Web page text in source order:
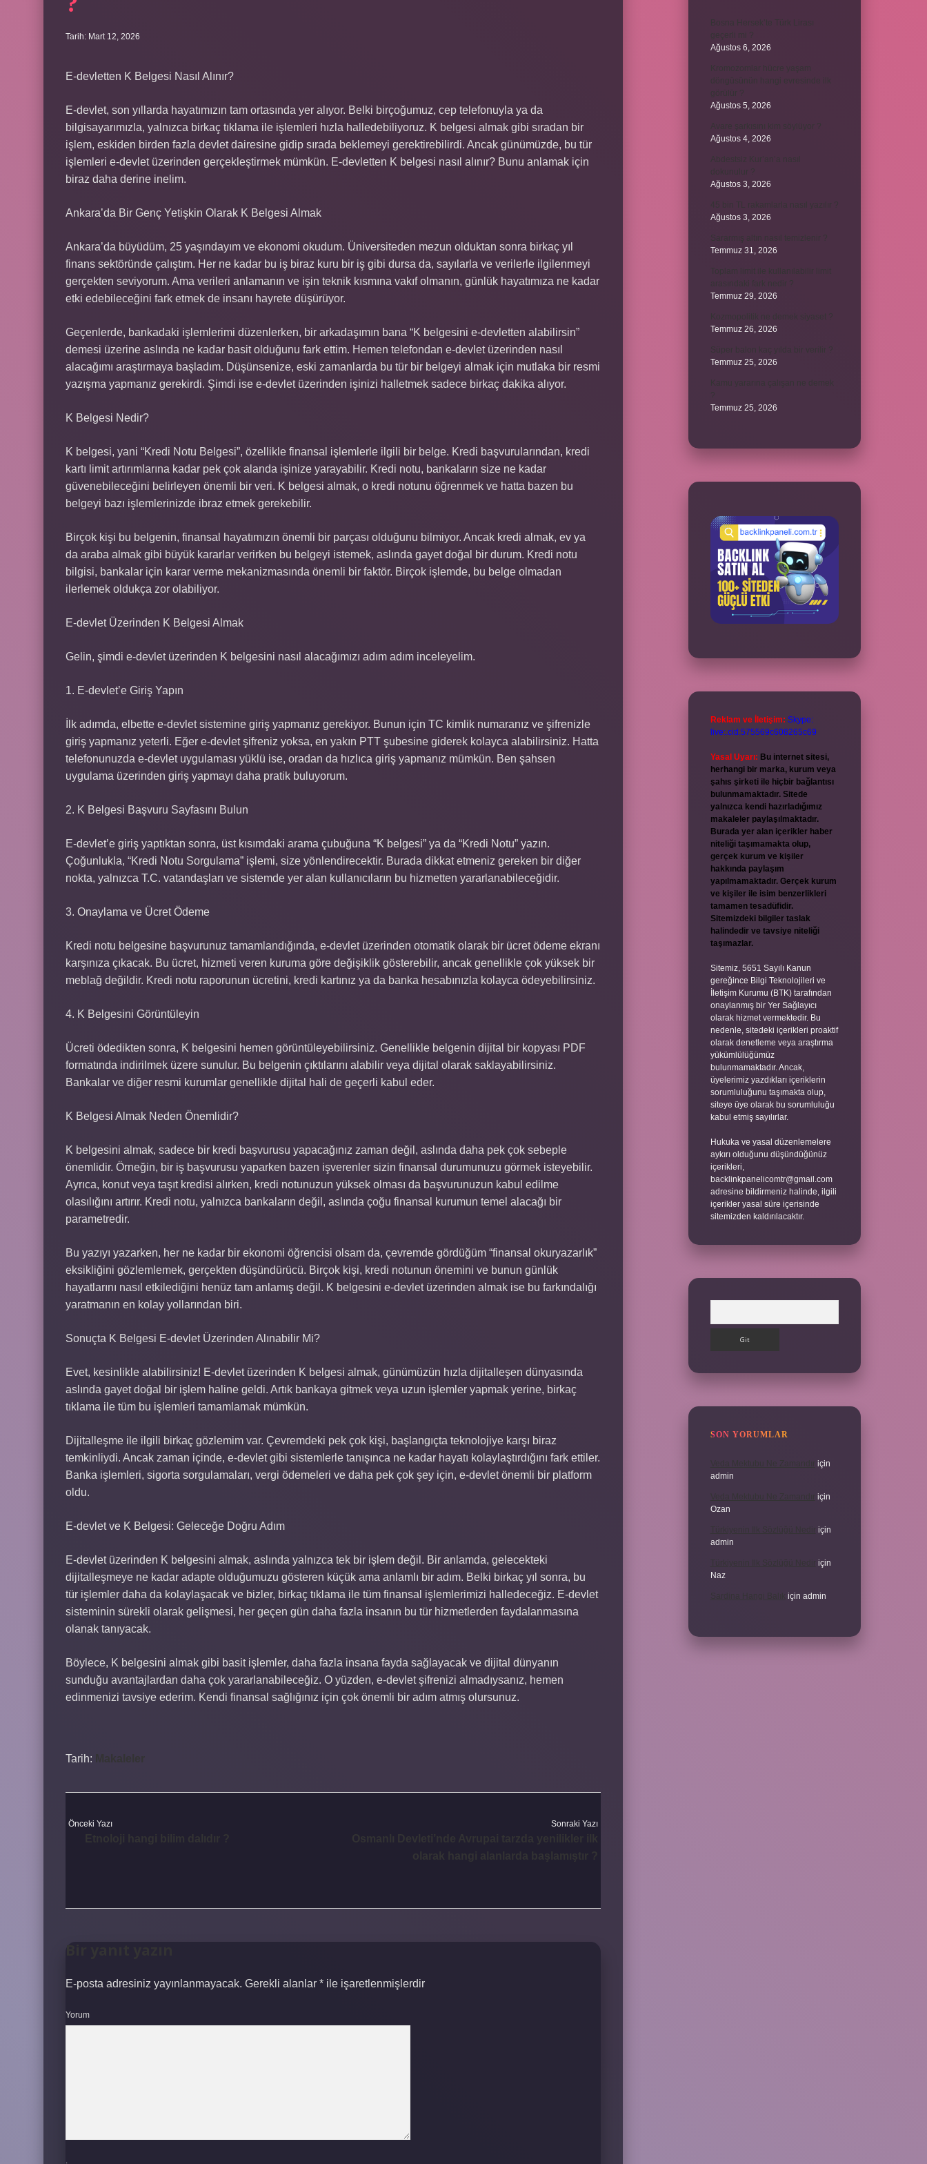
Tarih: Mart 12, 2026
E-devletten K Belgesi Nasıl Alınır?
E-devlet, son yıllarda hayatımızın tam ortasında yer alıyor. Belki birçoğumuz, cep telefonuyla ya da
bilgisayarımızla, yalnızca birkaç tıklama ile işlemleri hızla halledebiliyoruz. K belgesi almak gibi sıradan bir
işlem, eskiden birden fazla devlet dairesine gidip sırada beklemeyi gerektirebilirdi. Ancak günümüzde, bu tür
işlemleri e-devlet üzerinden gerçekleştirmek mümkün. E-devletten K belgesi nasıl alınır? Bunu anlamak için
biraz daha derine inelim.
Ankara’da Bir Genç Yetişkin Olarak K Belgesi Almak
Ankara’da büyüdüm, 25 yaşındayım ve ekonomi okudum. Üniversiteden mezun olduktan sonra birkaç yıl
finans sektöründe çalıştım. Her ne kadar bu iş biraz kuru bir iş gibi dursa da, sayılarla ve verilerle ilgilenmeyi
gerçekten seviyorum. Ama verileri anlamanın ve işin teknik kısmına vakıf olmanın, günlük hayatımıza ne kadar
etki edebileceğini fark etmek de insanı hayrete düşürüyor.
Geçenlerde, bankadaki işlemlerimi düzenlerken, bir arkadaşımın bana “K belgesini e-devletten alabilirsin”
demesi üzerine aslında ne kadar basit olduğunu fark ettim. Hemen telefondan e-devlet üzerinden nasıl
alacağımı araştırmaya başladım. Düşünsenize, eski zamanlarda bu tür bir belgeyi almak için mutlaka bir resmi
yazışma yapmanız gerekirdi. Şimdi ise e-devlet üzerinden işinizi halletmek sadece birkaç dakika alıyor.
K Belgesi Nedir?
K belgesi, yani “Kredi Notu Belgesi”, özellikle finansal işlemlerle ilgili bir belge. Kredi başvurularından, kredi
kartı limit artırımlarına kadar pek çok alanda işinize yarayabilir. Kredi notu, bankaların size ne kadar
güvenebileceğini belirleyen önemli bir veri. K belgesi almak, o kredi notunu öğrenmek ve hatta bazen bu
belgeyi bazı işlemlerinizde ibraz etmek gerekebilir.
Birçok kişi bu belgenin, finansal hayatımızın önemli bir parçası olduğunu bilmiyor. Ancak kredi almak, ev ya
da araba almak gibi büyük kararlar verirken bu belgeyi istemek, aslında gayet doğal bir durum. Kredi notu
bilgisi, bankalar için karar verme mekanizmasında önemli bir faktör. Birçok işlemde, bu belge olmadan
ilerlemek oldukça zor olabiliyor.
E-devlet Üzerinden K Belgesi Almak
Gelin, şimdi e-devlet üzerinden K belgesini nasıl alacağımızı adım adım inceleyelim.
1. E-devlet’e Giriş Yapın
İlk adımda, elbette e-devlet sistemine giriş yapmanız gerekiyor. Bunun için TC kimlik numaranız ve şifrenizle
giriş yapmanız yeterli. Eğer e-devlet şifreniz yoksa, en yakın PTT şubesine giderek kolayca alabilirsiniz. Hatta
telefonunuzda e-devlet uygulaması yüklü ise, oradan da hızlıca giriş yapmanız mümkün. Ben şahsen
uygulama üzerinden giriş yapmayı daha pratik buluyorum.
2. K Belgesi Başvuru Sayfasını Bulun
E-devlet’e giriş yaptıktan sonra, üst kısımdaki arama çubuğuna “K belgesi” ya da “Kredi Notu” yazın.
Çoğunlukla, “Kredi Notu Sorgulama” işlemi, size yönlendirecektir. Burada dikkat etmeniz gereken bir diğer
nokta, yalnızca T.C. vatandaşları ve sistemde yer alan kullanıcıların bu hizmetten yararlanabileceğidir.
3. Onaylama ve Ücret Ödeme
Kredi notu belgesine başvurunuz tamamlandığında, e-devlet üzerinden otomatik olarak bir ücret ödeme ekranı
karşınıza çıkacak. Bu ücret, hizmeti veren kuruma göre değişiklik gösterebilir, ancak genellikle çok yüksek bir
meblağ değildir. Kredi notu raporunun ücretini, kredi kartınız ya da banka hesabınızla kolayca ödeyebilirsiniz.
4. K Belgesini Görüntüleyin
Ücreti ödedikten sonra, K belgesini hemen görüntüleyebilirsiniz. Genellikle belgenin dijital bir kopyası PDF
formatında indirilmek üzere sunulur. Bu belgenin çıktılarını alabilir veya dijital olarak saklayabilirsiniz.
Bankalar ve diğer resmi kurumlar genellikle dijital hali de geçerli kabul eder.
K Belgesi Almak Neden Önemlidir?
K belgesini almak, sadece bir kredi başvurusu yapacağınız zaman değil, aslında daha pek çok sebeple
önemlidir. Örneğin, bir iş başvurusu yaparken bazen işverenler sizin finansal durumunuzu görmek isteyebilir.
Ayrıca, konut veya taşıt kredisi alırken, kredi notunuzun yüksek olması da başvurunuzun kabul edilme
olasılığını artırır. Kredi notu, yalnızca bankaların değil, aslında çoğu finansal kurumun temel alacağı bir
parametredir.
Bu yazıyı yazarken, her ne kadar bir ekonomi öğrencisi olsam da, çevremde gördüğüm “finansal okuryazarlık”
eksikliğini gözlemlemek, gerçekten düşündürücü. Birçok kişi, kredi notunun önemini ve bunun günlük
hayatlarını nasıl etkilediğini henüz tam anlamış değil. K belgesini e-devlet üzerinden almak ise bu farkındalığı
yaratmanın en kolay yollarından biri.
Sonuçta K Belgesi E-devlet Üzerinden Alınabilir Mi?
Evet, kesinlikle alabilirsiniz! E-devlet üzerinden K belgesi almak, günümüzün hızla dijitalleşen dünyasında
aslında gayet doğal bir işlem haline geldi. Artık bankaya gitmek veya uzun işlemler yapmak yerine, birkaç
tıklama ile tüm bu işlemleri tamamlamak mümkün.
Dijitalleşme ile ilgili birkaç gözlemim var. Çevremdeki pek çok kişi, başlangıçta teknolojiye karşı biraz
temkinliydi. Ancak zaman içinde, e-devlet gibi sistemlerle tanışınca ne kadar hayatı kolaylaştırdığını fark ettiler.
Banka işlemleri, sigorta sorgulamaları, vergi ödemeleri ve daha pek çok şey için, e-devlet önemli bir platform
oldu.
E-devlet ve K Belgesi: Geleceğe Doğru Adım
E-devlet üzerinden K belgesini almak, aslında yalnızca tek bir işlem değil. Bir anlamda, gelecekteki
dijitalleşmeye ne kadar adapte olduğumuzu gösteren küçük ama anlamlı bir adım. Belki birkaç yıl sonra, bu
tür işlemler daha da kolaylaşacak ve bizler, birkaç tıklama ile tüm finansal işlemlerimizi halledeceğiz. E-devlet
sisteminin sürekli olarak gelişmesi, her geçen gün daha fazla insanın bu tür hizmetlerden faydalanmasına
olanak tanıyacak.
Böylece, K belgesini almak gibi basit işlemler, daha fazla insana fayda sağlayacak ve dijital dünyanın
sunduğu avantajlardan daha çok yararlanabileceğiz. O yüzden, e-devlet şifrenizi almadıysanız, hemen
edinmenizi tavsiye ederim. Kendi finansal sağlığınız için çok önemli bir adım atmış olursunuz.
Tarih: Makaleler
Önceki Yazı Sonraki Yazı
E-posta adresiniz yayınlanmayacak. Gerekli alanlar * ile işaretlenmişlerdir
Yorum
Ağustos 6, 2026
Ağustos 5, 2026
Ağustos 4, 2026
Ağustos 3, 2026
Ağustos 3, 2026
Temmuz 31, 2026
Temmuz 29, 2026
Temmuz 26, 2026
Temmuz 25, 2026
Temmuz 25, 2026
Reklam ve İletişim: Skype:
live:.cid.575569c608265c69
Yasal Uyarı: Bu internet sitesi,
herhangi bir marka, kurum veya
şahıs şirketi ile hiçbir bağlantısı
bulunmamaktadır. Sitede
yalnızca kendi hazırladığımız
makaleler paylaşılmaktadır.
Burada yer alan içerikler haber
niteliği taşımamakta olup,
gerçek kurum ve kişiler
hakkında paylaşım
yapılmamaktadır. Gerçek kurum
ve kişiler ile isim benzerlikleri
tamamen tesadüfidir.
Sitemizdeki bilgiler taslak
halindedir ve tavsiye niteliği
taşımazlar.
Sitemiz, 5651 Sayılı Kanun
gereğince Bilgi Teknolojileri ve
İletişim Kurumu (BTK) tarafından
onaylanmış bir Yer Sağlayıcı
olarak hizmet vermektedir. Bu
nedenle, sitedeki içerikleri proaktif
olarak denetleme veya araştırma
yükümlülüğümüz
bulunmamaktadır. Ancak,
üyelerimiz yazdıkları içeriklerin
sorumluluğunu taşımakta olup,
siteye üye olarak bu sorumluluğu
kabul etmiş sayılırlar.
Hukuka ve yasal düzenlemelere
aykırı olduğunu düşündüğünüz
içerikleri,
backlinkpanelicomtr@gmail.com
adresine bildirmeniz halinde, ilgili
içerikler yasal süre içerisinde
sitemizden kaldırılacaktır.
SON YORUMLAR
için
admin
için
Ozan
için
admin
için
Naz
için admin